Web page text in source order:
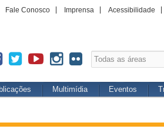
Fale Conosco Imprensa Acessibilidade
Multimídia Eventos